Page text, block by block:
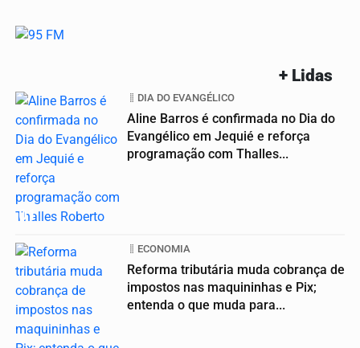
+ Lidas
01
DIA DO EVANGÉLICO
Aline Barros é confirmada no Dia do
Evangélico em Jequié e reforça
programação com Thalles...
ECONOMIA
Reforma tributária muda cobrança de
impostos nas maquininhas e Pix;
entenda o que muda para...